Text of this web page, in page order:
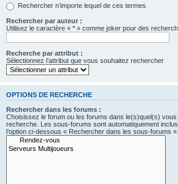
Rechercher n’importe lequel de ces termes
Rechercher par auteur :
Utilisez le caractère « * » comme joker pour des
Recherche par attribut :
Sélectionnez l’attribut que vous souhaitez rechercher
OPTIONS DE RECHERCHE
Rechercher dans les forums :
Choisissez le forum ou les forums dans le(s)quel(s)
recherche. Les sous-forums sont automatiquement
l’option ci-dessous « Rechercher dans les sous-forums ».